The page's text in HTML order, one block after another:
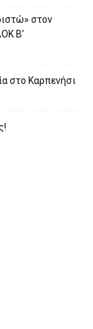
στον
Β’
στο Καρπενήσι